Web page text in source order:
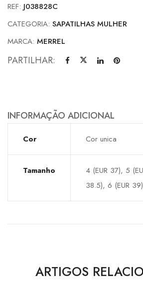
REF: J038828C
CATEGORIA: SAPATILHAS MULHER
MARCA: MERREL
PARTILHAR:
INFORMAÇÃO ADICIONAL
Cor Cor unica
Tamanho
4 (EUR 37), 5
38.5), 6 (EUR
ARTIGOS